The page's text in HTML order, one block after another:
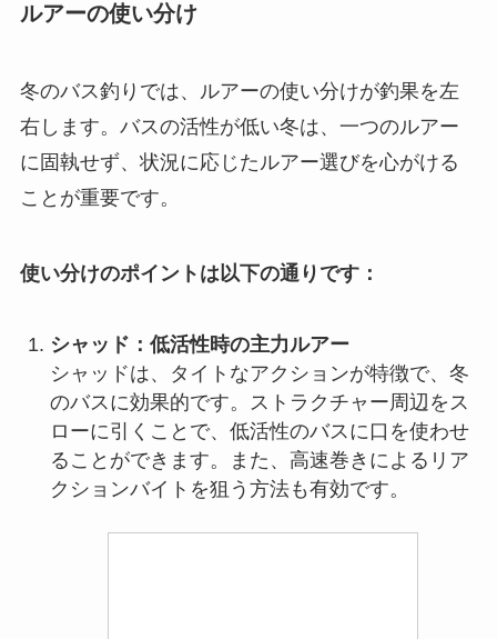
ルアーの使い分け
冬のバス釣りでは、ルアーの使い分けが釣果を左
右します。バスの活性が低い冬は、一つのルアー
に固執せず、状況に応じたルアー選びを心がける
ことが重要です。
使い分けのポイントは以下の通りです：
シャッド：低活性時の主力ルアー
シャッドは、タイトなアクションが特徴で、冬
のバスに効果的です。ストラクチャー周辺をス
ローに引くことで、低活性のバスに口を使わせ
ることができます。また、高速巻きによるリア
クションバイトを狙う方法も有効です。